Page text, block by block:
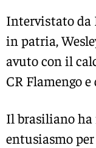
Intervistato da
in patria,
avuto con il
CR Flamengoe
Il brasiliano
entusiasmo